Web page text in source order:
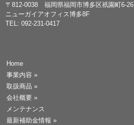
〒812-0038 福岡県福岡市博多区祇園町6-26
ニューガイアオフィス博多8F
TEL: 092-231-0417
Home
事業内容 »
取扱商品 »
会社概要 »
メンテナンス
最新補助金情報 »